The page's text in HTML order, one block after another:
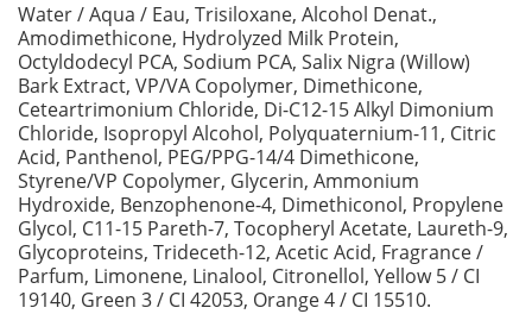
Water / Aqua / Eau, Trisiloxane, Alcohol Denat.,
Amodimethicone, Hydrolyzed Milk Protein,
Octyldodecyl PCA, Sodium PCA, Salix Nigra (Willow)
Bark Extract, VP/VA Copolymer, Dimethicone,
Ceteartrimonium Chloride, Di-C12-15 Alkyl Dimonium
Chloride, Isopropyl Alcohol, Polyquaternium-11, Citric
Acid, Panthenol, PEG/PPG-14/4 Dimethicone,
Styrene/VP Copolymer, Glycerin, Ammonium
Hydroxide, Benzophenone-4, Dimethiconol, Propylene
Glycol, C11-15 Pareth-7, Tocopheryl Acetate, Laureth-9,
Glycoproteins, Trideceth-12, Acetic Acid, Fragrance /
Parfum, Limonene, Linalool, Citronellol, Yellow 5 / CI
19140, Green 3 / CI 42053, Orange 4 / CI 15510.